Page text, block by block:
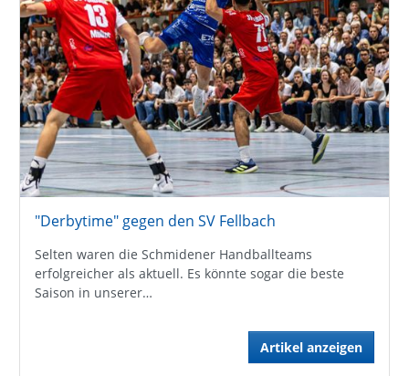
"Derbytime" gegen den SV Fellbach
Selten waren die Schmidener Handballteams
erfolgreicher als aktuell. Es könnte sogar die beste
Saison in unserer…
Artikel anzeigen